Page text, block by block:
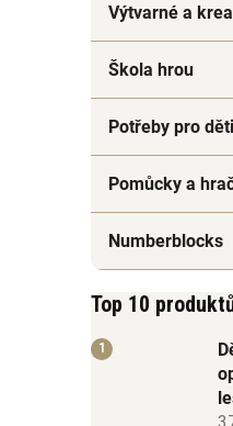
Výtvarné a
Škola hrou
Potřeby pro děti
Pomůcky a
Numberblocks
Top 10